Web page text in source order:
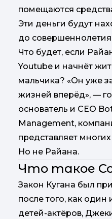
помещаются
Эти деньги будут
до
Что будет, если
Youtube и начнёт
мальчика? «Он уже
жизней вперёд», —
основатель и CEO
Management,
представляет
Но не Райана.
Что такое
Закон Кугана был
после того, как один
детей-актёров,